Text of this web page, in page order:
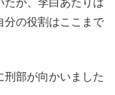
たが、李白あたりは
分の役割はここまで
部が向かいました